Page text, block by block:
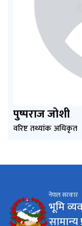
पुष्पराज जोशी
वरिष्ट तथ्यांक अधिकृत
नेपाल सरकार
भूमि
सामान्य